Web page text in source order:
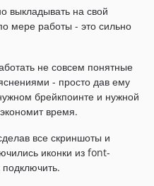
выкладывать на свой
мере работы - это сильно
не совсем понятные
- просто дав ему
брейкпоинте и нужной
время.
все скриншоты и
иконки из font-